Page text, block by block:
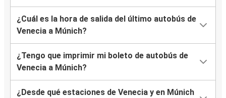
¿Cuál es la hora de salida del último autobús de
Venecia a Múnich?
¿Tengo que imprimir mi boleto de autobús de
Venecia a Múnich?
¿Desde qué estaciones de Venecia y en Múnich